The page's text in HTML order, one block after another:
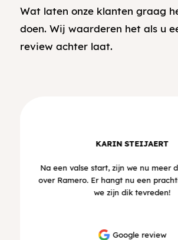
Wat laten onze klanten graag
doen. Wij waarderen het als u
review achter laat.
KARIN STEIJAERT
Na een valse start, zijn we nu meer
over Ramero. Er hangt nu een
we zijn dik tevreden!
Google review